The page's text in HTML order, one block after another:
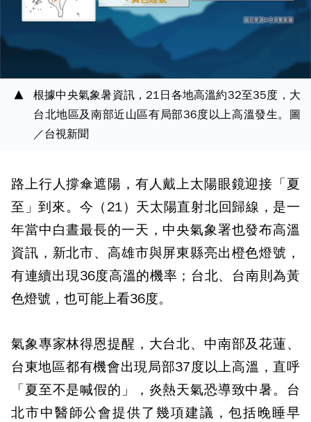
根據中央氣象暑資訊，21日各地高溫約32至35度，大
台北地區及南部近山區有局部36度以上高溫發生。圖
／台視新聞
路上行人撐傘遮陽，有人戴上太陽眼鏡迎接「夏
至」到來。今（21）天太陽直射北回歸線，是一
年當中白晝最長的一天，中央氣象署也發布高溫
資訊，新北市、高雄市與屏東縣亮出橙色燈號，
有連續出現36度高溫的機率；台北、台南則為黃
色燈號，也可能上看36度。
氣象專家林得恩提醒，大台北、中南部及花蓮、
台東地區都有機會出現局部37度以上高溫，直呼
「夏至不是喊假的」，炎熱天氣恐導致中暑。台
北市中醫師公會提供了幾項建議，包括晚睡早